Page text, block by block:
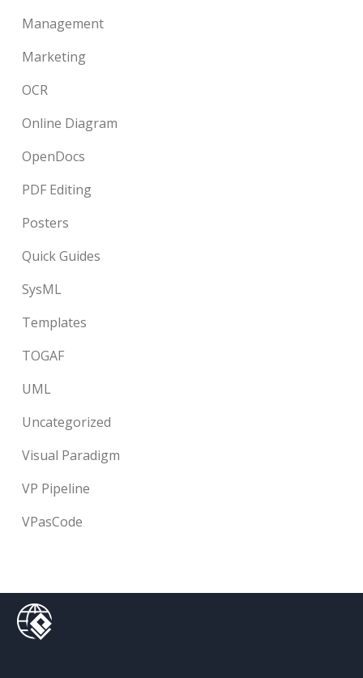
Management
Marketing
OCR
Online Diagram
OpenDocs
PDF Editing
Posters
Quick Guides
SysML
Templates
TOGAF
UML
Uncategorized
Visual Paradigm
VP Pipeline
VPasCode